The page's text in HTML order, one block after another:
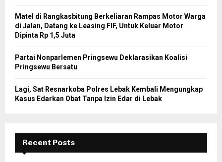
Matel di Rangkasbitung Berkeliaran Rampas Motor Warga
di Jalan, Datang ke Leasing FIF, Untuk Keluar Motor
Dipinta Rp 1,5 Juta
Partai Nonparlemen Pringsewu Deklarasikan Koalisi
Pringsewu Bersatu
Lagi, Sat Resnarkoba Polres Lebak Kembali Mengungkap
Kasus Edarkan Obat Tanpa Izin Edar di Lebak
Recent Posts